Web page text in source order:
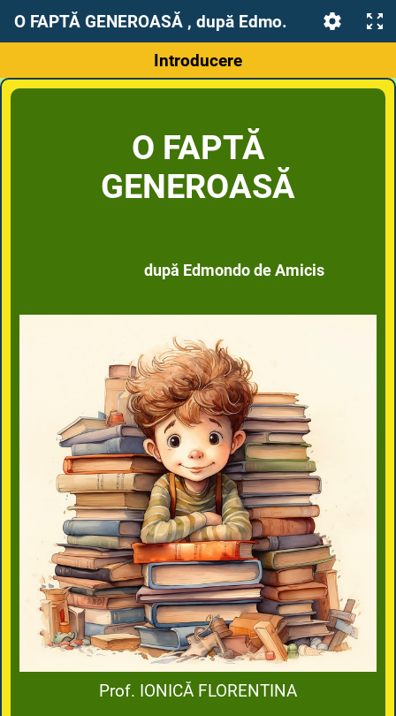
O FAPTĂ GENEROASĂ , după Edmondo de Amicis
Introducere
O FAPTĂ
GENEROASĂ
după Edmondo de Amicis
Prof. IONICĂ FLORENTINA